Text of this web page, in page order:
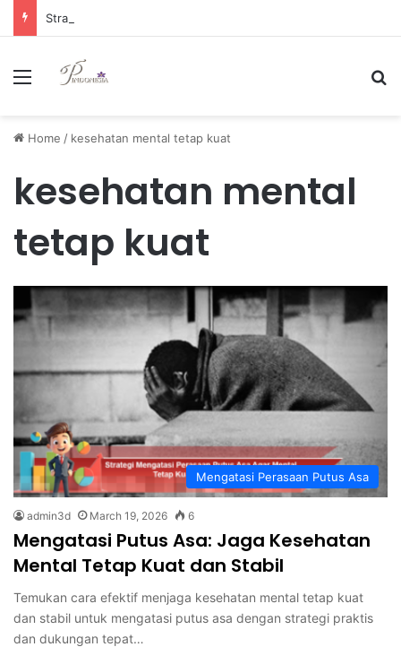
Menu
Home / kesehatan mental tetap kuat
kesehatan mental
tetap kuat
Mengatasi Perasaan Putus Asa
admin3d March 19, 2026 6
Mengatasi Putus Asa: Jaga Kesehatan
Mental Tetap Kuat dan Stabil
Temukan cara efektif menjaga kesehatan mental tetap kuat
dan stabil untuk mengatasi putus asa dengan strategi praktis
dan dukungan tepat…